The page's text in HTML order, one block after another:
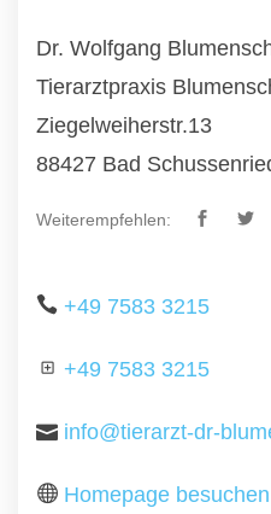
Dr. Wolfgang
Tierarztpraxis
Ziegelweiherstr.13
88427 Bad
Weiterempfehlen:
+49 7583 3215
+49 7583 3215
info@tierarzt-dr-
Homepage besuchen